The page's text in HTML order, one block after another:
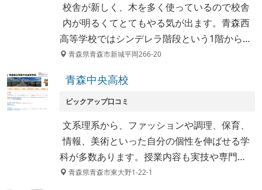
校舎が新しく、木を多く使っているので校舎
内が明るくてとてもやる気が出ます。青森西
高等学校ではシンデレラ階段という1階から…
青森県青森市新城平岡266-20
青森中央高校
ピックアップ口コミ
文系理系から、ファッションや調理、保育、
情報、美術といった自分の個性を伸ばせる学
科が多数あります。授業内容も実技や専門…
青森県青森市東大野1-22-1